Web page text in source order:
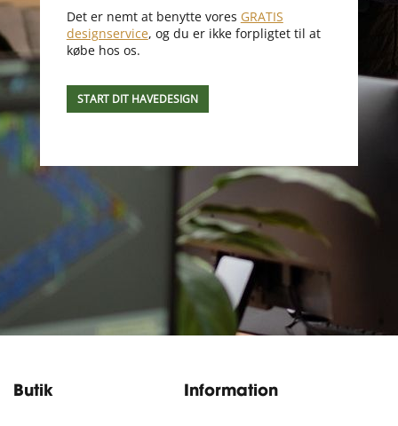
Det er nemt at benytte vores GRATIS
designservice, og du er ikke forpligtet til at
købe hos os.
START DIT HAVEDESIGN
Butik Information